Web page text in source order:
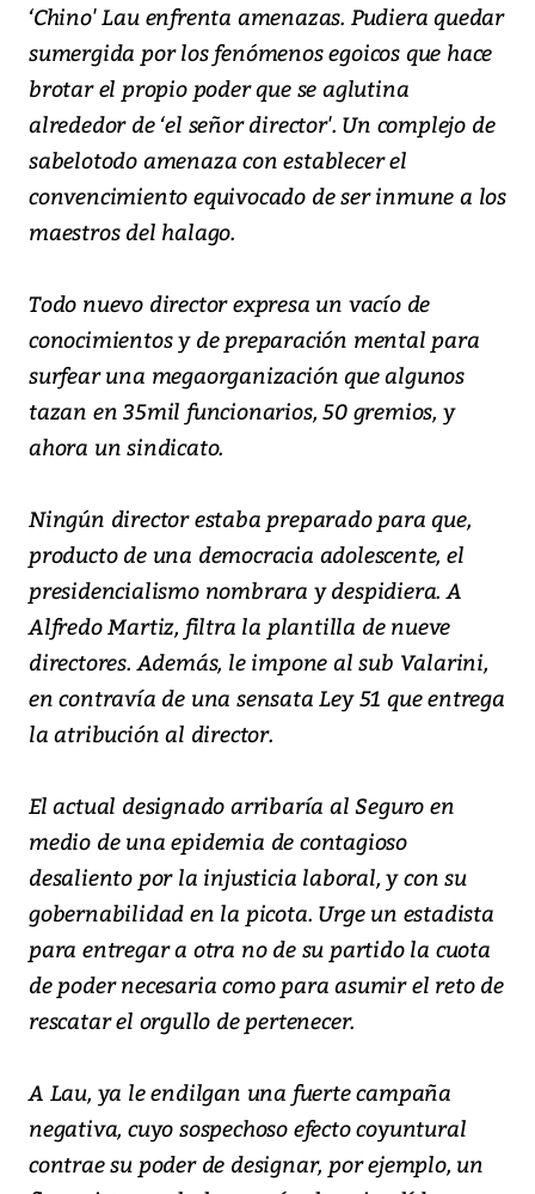
‘Chino' Lau enfrenta amenazas. Pudiera quedar
sumergida por los fenómenos egoicos que hace
brotar el propio poder que se aglutina
alrededor de ‘el señor director'. Un complejo de
sabelotodo amenaza con establecer el
convencimiento equivocado de ser inmune a los
maestros del halago.
Todo nuevo director expresa un vacío de
conocimientos y de preparación mental para
surfear una megaorganización que algunos
tazan en 35mil funcionarios, 50 gremios, y
ahora un sindicato.
Ningún director estaba preparado para que,
producto de una democracia adolescente, el
presidencialismo nombrara y despidiera. A
Alfredo Martiz, filtra la plantilla de nueve
directores. Además, le impone al sub Valarini,
en contravía de una sensata Ley 51 que entrega
la atribución al director.
El actual designado arribaría al Seguro en
medio de una epidemia de contagioso
desaliento por la injusticia laboral, y con su
gobernabilidad en la picota. Urge un estadista
para entregar a otra no de su partido la cuota
de poder necesaria como para asumir el reto de
rescatar el orgullo de pertenecer.
A Lau, ya le endilgan una fuerte campaña
negativa, cuyo sospechoso efecto coyuntural
contrae su poder de designar, por ejemplo, un